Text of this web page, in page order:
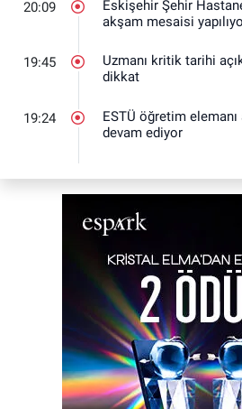
20:09
Eskişehir Şehir
akşam mesaisi
19:45
Uzmanı kritik tarihi
dikkat
19:24
ESTÜ öğretim
devam ediyor